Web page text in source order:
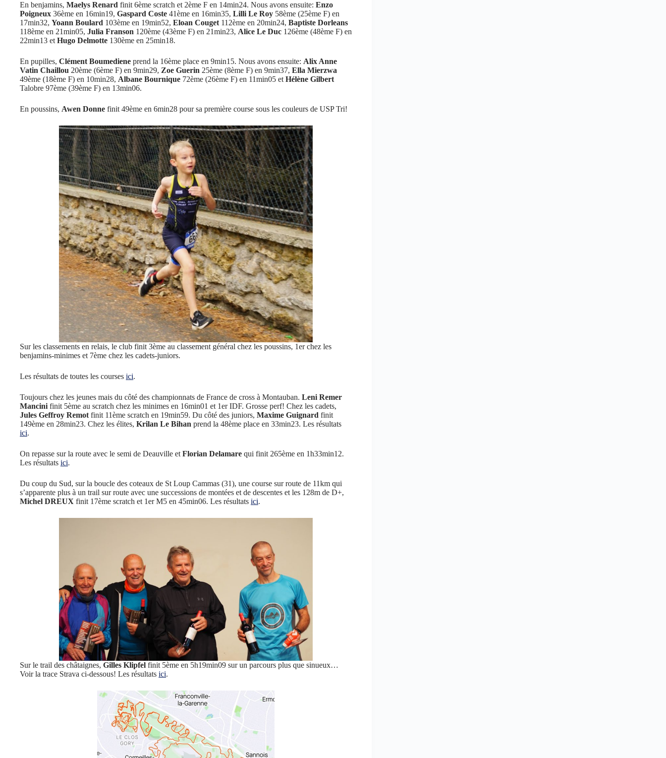
En benjamins, Maelys Renard finit 6ème scratch et 2ème F en 14min24. Nous avons ensuite: Enzo
Poigneux 36ème en 16min19, Gaspard Coste 41ème en 16min35, Lilli Le Roy 58ème (25ème F) en
17min32, Yoann Boulard 103ème en 19min52, Eloan Couget 112ème en 20min24, Baptiste Dorleans
118ème en 21min05, Julia Franson 120ème (43ème F) en 21min23, Alice Le Duc 126ème (48ème F) en
22min13 et Hugo Delmotte 130ème en 25min18.
En pupilles, Clément Boumediene prend la 16ème place en 9min15. Nous avons ensuite: Alix Anne
Vatin Chaillou 20ème (6ème F) en 9min29, Zoe Guerin 25ème (8ème F) en 9min37, Ella Mierzwa
49ème (18ème F) en 10min28, Albane Bournique 72ème (26ème F) en 11min05 et Hélène Gilbert
Talobre 97ème (39ème F) en 13min06.
En poussins, Awen Donne finit 49ème en 6min28 pour sa première course sous les couleurs de USP Tri!
Sur les classements en relais, le club finit 3ème au classement général chez les poussins, 1er chez les
benjamins-minimes et 7ème chez les cadets-juniors.
Les résultats de toutes les courses ici.
Toujours chez les jeunes mais du côté des championnats de France de cross à Montauban. Leni Remer
Mancini finit 5ème au scratch chez les minimes en 16min01 et 1er IDF. Grosse perf! Chez les cadets,
Jules Geffroy Remot finit 11ème scratch en 19min59. Du côté des juniors, Maxime Guignard finit
149ème en 28min23. Chez les élites, Krilan Le Bihan prend la 48ème place en 33min23. Les résultats
ici.
On repasse sur la route avec le semi de Deauville et Florian Delamare qui finit 265ème en 1h33min12.
Les résultats ici.
Du coup du Sud, sur la boucle des coteaux de St Loup Cammas (31), une course sur route de 11km qui
s’apparente plus à un trail sur route avec une successions de montées et de descentes et les 128m de D+,
Michel DREUX finit 17ème scratch et 1er M5 en 45min06. Les résultats ici.
Sur le trail des châtaignes, Gilles Klipfel finit 5ème en 5h19min09 sur un parcours plus que sinueux…
Voir la trace Strava ci-dessous! Les résultats ici.